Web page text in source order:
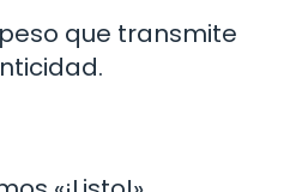
que transmite